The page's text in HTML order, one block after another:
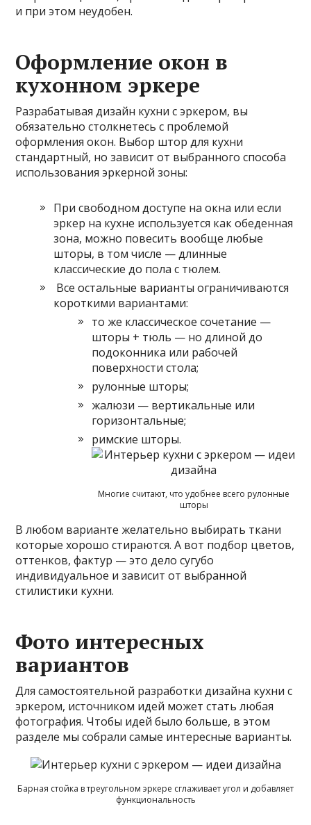
и при этом неудобен.
Оформление окон в
кухонном эркере
Разрабатывая дизайн кухни с эркером, вы
обязательно столкнетесь с проблемой
оформления окон. Выбор штор для кухни
стандартный, но зависит от выбранного способа
использования эркерной зоны:
При свободном доступе на окна или если
эркер на кухне используется как обеденная
зона, можно повесить вообще любые
шторы, в том числе — длинные
классические до пола с тюлем.
Все остальные варианты ограничиваются
короткими вариантами:
то же классическое сочетание —
шторы + тюль — но длиной до
подоконника или рабочей
поверхности стола;
рулонные шторы;
жалюзи — вертикальные или
горизонтальные;
римские шторы.
Многие считают, что удобнее всего рулонные
шторы
В любом варианте желательно выбирать ткани
которые хорошо стираются. А вот подбор цветов,
оттенков, фактур — это дело сугубо
индивидуальное и зависит от выбранной
стилистики кухни.
Фото интересных
вариантов
Для самостоятельной разработки дизайна кухни с
эркером, источником идей может стать любая
фотография. Чтобы идей было больше, в этом
разделе мы собрали самые интересные варианты.
Барная стойка в треугольном эркере сглаживает угол и добавляет
функциональность